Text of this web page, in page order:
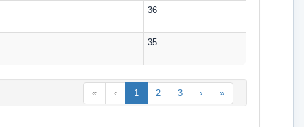
36
35
« ‹ 1 2 3 › »